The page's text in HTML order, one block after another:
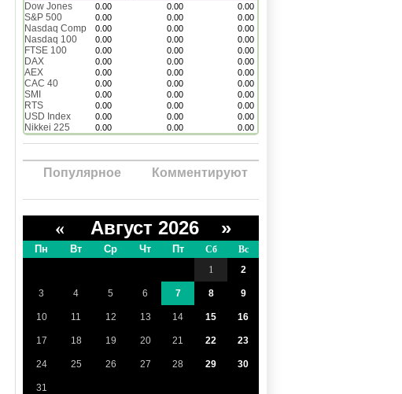
Dow Jones 0.00 0.00 0.00
S&P 500 0.00 0.00 0.00
Nasdaq Comp 0.00 0.00 0.00
Nasdaq 100 0.00 0.00 0.00
FTSE 100 0.00 0.00 0.00
DAX 0.00 0.00 0.00
AEX 0.00 0.00 0.00
CAC 40 0.00 0.00 0.00
SMI 0.00 0.00 0.00
RTS 0.00 0.00 0.00
USD Index 0.00 0.00 0.00
Nikkei 225 0.00 0.00 0.00
Популярное Комментируют
« Август 2026 »
Пн Вт Ср Чт Пт Сб Вс
1 2
3 4 5 6 7 8 9
10 11 12 13 14 15 16
17 18 19 20 21 22 23
24 25 26 27 28 29 30
31